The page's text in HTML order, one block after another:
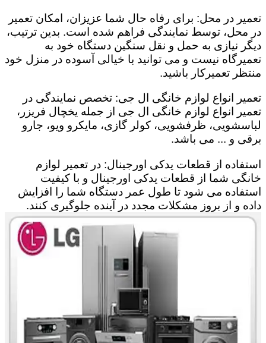
تعمیر در محل: برای رفاه حال شما عزیزان، امکان تعمیر
در محل، توسط نمایندگی فراهم شده است. بدین ترتیب،
دیگر نیازی به حمل و نقل سنگین دستگاه خود به
تعمیرگاه نیست و می توانید با خیالی آسوده در منزل خود
منتظر تعمیرکار باشید.
تعمیر انواع لوازم خانگی ال جی: تخصص نمایندگی در
تعمیر انواع لوازم خانگی ال جی از جمله یخچال فریزر،
لباسشویی، ظرفشویی، کولر گازی، مایکرو ویو، جارو
برقی و ... می باشد.
استفاده از قطعات یدکی اورجینال: در تعمیر لوازم
خانگی شما از قطعات یدکی اورجینال و با کیفیت
استفاده می شود تا طول عمر دستگاه شما را افزایش
داده و از بروز مشکلات مجدد در آینده جلوگیری کنند.